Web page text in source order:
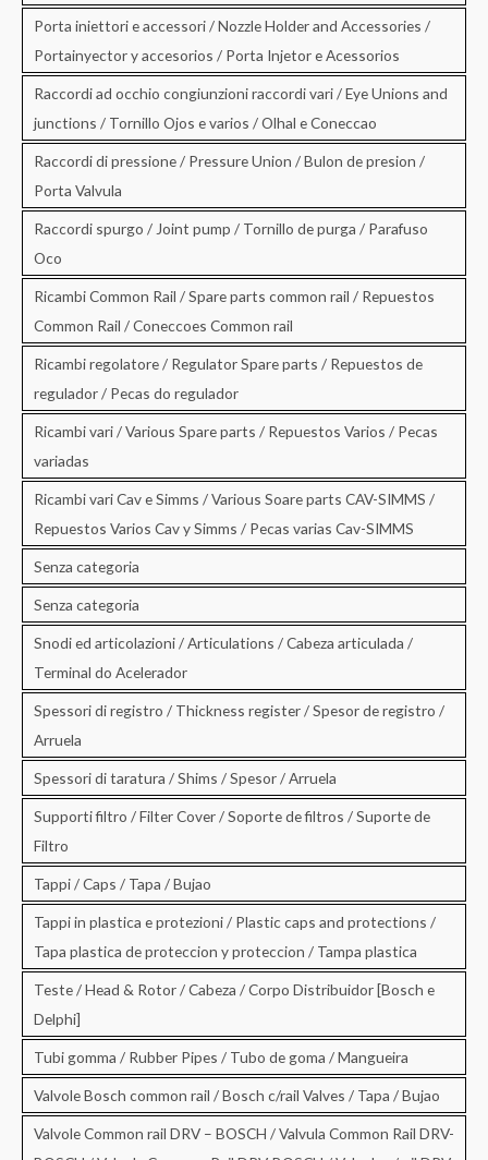
Porta iniettori e accessori / Nozzle Holder and Accessories /
Portainyector y accesorios / Porta Injetor e Acessorios
Raccordi ad occhio congiunzioni raccordi vari / Eye Unions and
junctions / Tornillo Ojos e varios / Olhal e Coneccao
Raccordi di pressione / Pressure Union / Bulon de presion /
Porta Valvula
Raccordi spurgo / Joint pump / Tornillo de purga / Parafuso
Oco
Ricambi Common Rail / Spare parts common rail / Repuestos
Common Rail / Coneccoes Common rail
Ricambi regolatore / Regulator Spare parts / Repuestos de
regulador / Pecas do regulador
Ricambi vari / Various Spare parts / Repuestos Varios / Pecas
variadas
Ricambi vari Cav e Simms / Various Soare parts CAV-SIMMS /
Repuestos Varios Cav y Simms / Pecas varias Cav-SIMMS
Senza categoria
Senza categoria
Snodi ed articolazioni / Articulations / Cabeza articulada /
Terminal do Acelerador
Spessori di registro / Thickness register / Spesor de registro /
Arruela
Spessori di taratura / Shims / Spesor / Arruela
Supporti filtro / Filter Cover / Soporte de filtros / Suporte de
Filtro
Tappi / Caps / Tapa / Bujao
Tappi in plastica e protezioni / Plastic caps and protections /
Tapa plastica de proteccion y proteccion / Tampa plastica
Teste / Head & Rotor / Cabeza / Corpo Distribuidor [Bosch e
Delphi]
Tubi gomma / Rubber Pipes / Tubo de goma / Mangueira
Valvole Bosch common rail / Bosch c/rail Valves / Tapa / Bujao
Valvole Common rail DRV – BOSCH / Valvula Common Rail DRV-